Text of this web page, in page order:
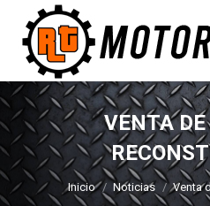
VENTA DE
Estás aquí:
Inicio Noticias Venta